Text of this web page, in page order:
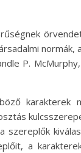
normák,
P.
karakterek
a